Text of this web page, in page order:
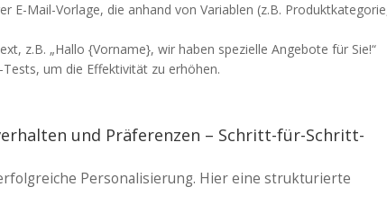
E-Mail-Vorlage, die anhand von Variablen (z.B.
z.B. „Hallo {Vorname}, wir haben spezielle Angebote für Sie!“
um die Effektivität zu erhöhen.
und Präferenzen – Schritt-für-Schritt-
Personalisierung. Hier eine strukturierte